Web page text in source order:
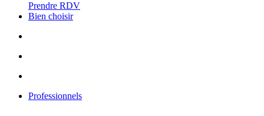
Prendre RDV
Bien choisir
Professionnels